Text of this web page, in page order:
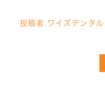
投稿者: ワイズデンタ